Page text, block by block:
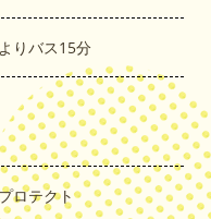
りバス15分
ロテクト